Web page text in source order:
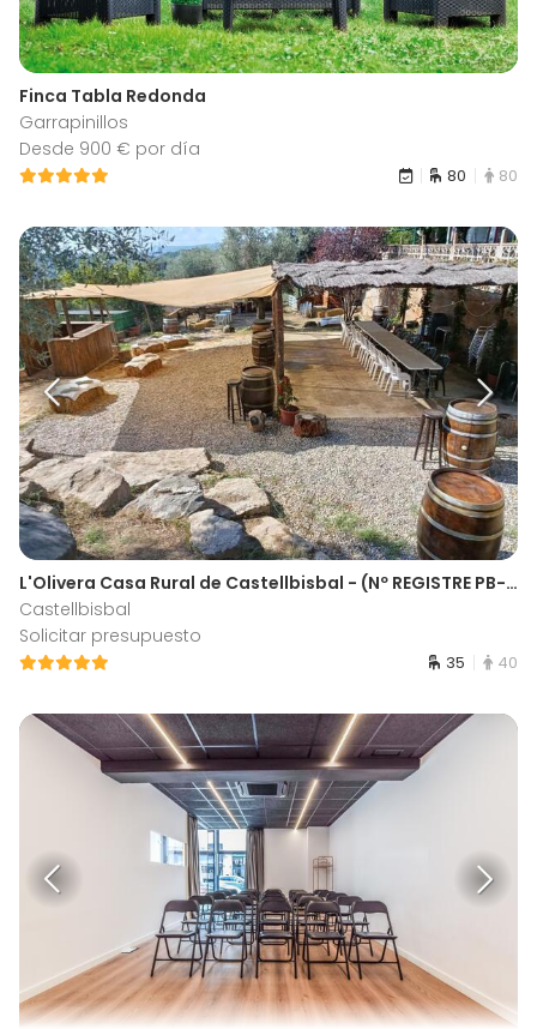
Finca Tabla Redonda
Garrapinillos
Desde 900 € por día
80 80
L'Olivera Casa Rural de Castellbisbal - (Nº REGISTRE PB-001609)
Castellbisbal
Solicitar presupuesto
35 40